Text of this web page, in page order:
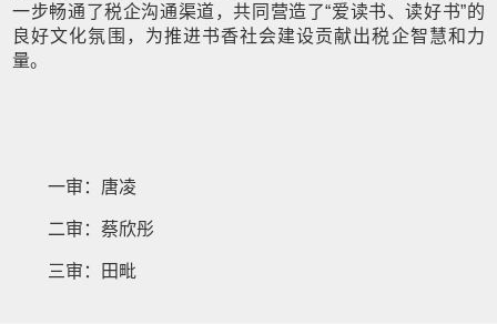
一步畅通了税企沟通渠道，共同营造了“爱读书、读好书”的
良好文化氛围，为推进书香社会建设贡献出税企智慧和力
量。
一审：唐凌
二审：蔡欣彤
三审：田毗